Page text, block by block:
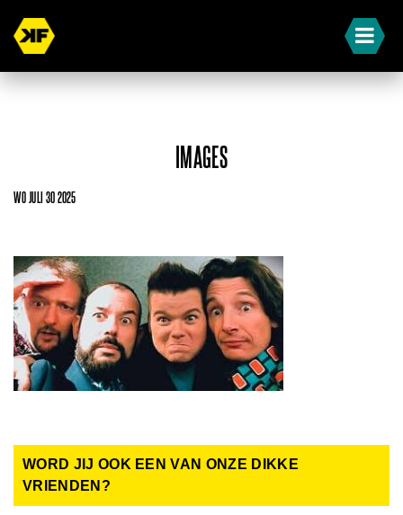
IMAGES
WO JULI 30 2025
WORD JIJ OOK EEN VAN ONZE DIKKE
VRIENDEN?